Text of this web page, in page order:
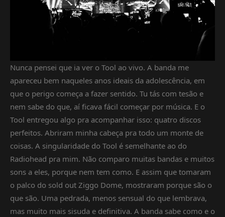
Nunca pensei que ia ver o Tool ao vivo. A banda me
apareceu bem naqueles anos ideais da adolescência, em
que o perigo começa a fazer sentido. Tu tás com tesão e
nem sabe do que, aí ficava fácil começar por música. E o
Tool entregou algo pra acompanhar isso: quatro discos
perfeitos. Abriram minha cabeça pra todo um monte de
coisas. A singularidade do Tool é semelhante ao do
Radiohead pra mim. Não comparo muitas bandas e muitos
sons a eles, porque nem tem como. E assim que tomaram
o palco do sold out Ziggo Dome, mostraram porque são o
que são. Uma pedrada, menos sensual do que lembrava,
mas muito mais sisuda e definitiva. A banda sabe como e o